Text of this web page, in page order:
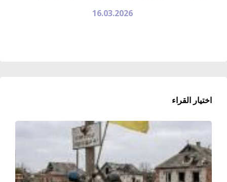
16.03.2026
اختيار القراء